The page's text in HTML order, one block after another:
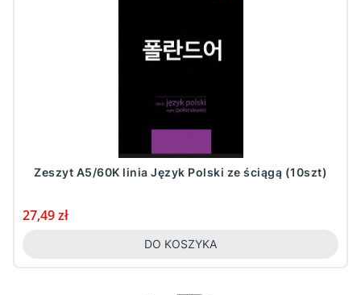
Zeszyt A5/60K linia Język Polski ze ściągą (10szt)
Cena
27,49 zł
DO KOSZYKA